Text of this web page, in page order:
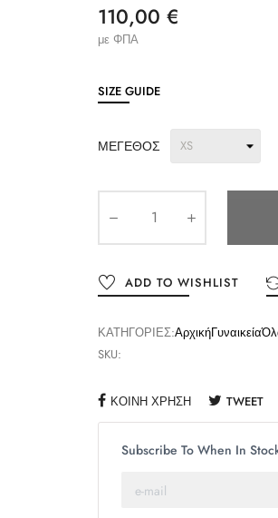
110,00 €
με ΦΠΑ
SIZE GUIDE
ΜΈΓΕΘΟΣ
ADD TO WISHLIST
ΚΑΤΗΓΟΡΊΕΣ:ΑρχικήΓυναικεία
SKU:
ΚΟΙΝΉ ΧΡΉΣΗ TWEET
Subscribe To When In